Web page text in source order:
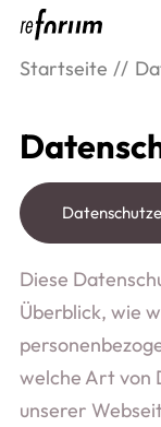
Startseite
Diese
Überblick, wie
welche Art von
unserer